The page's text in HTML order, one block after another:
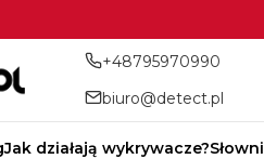
+48795970990
biuro@detect.pl
Jak działają wykrywacze?